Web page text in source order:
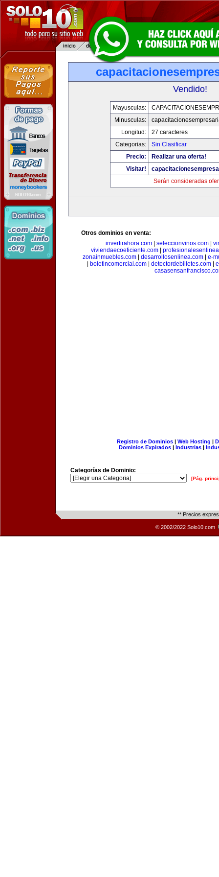
Vendido!
Mayusculas:
Minusculas:
Longitud:
27 caracteres
Categorias:
Sin Clasificar
Precio:
Realizar una oferta!
Visitar!
Serán consideradas
Otros dominios en venta:
invertirahora.com| seleccionvinos.com|
viviendaecoeficiente.com|
zonainmuebles.com| desarrollosenlinea.com| e-
boletincomercial.com detectordebilletes.com
Registro de Dominios| Web Hosting |
Dominios Expirados | Industrias |
Categorías de Dominio:
[Pág.
** Precios
© 2002/2022 Solo10.com